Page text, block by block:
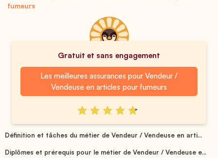
fumeurs
Gratuit et sans engagement
Les meilleures assurances pour Vendeur /
Vendeuse en articles pour fumeurs
Définition et tâches du métier de Vendeur / Vendeuse en arti...
Diplômes et prérequis pour le métier de Vendeur / Vendeuse e...